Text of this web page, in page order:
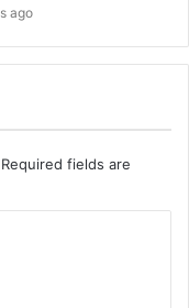
ago
Required fields are